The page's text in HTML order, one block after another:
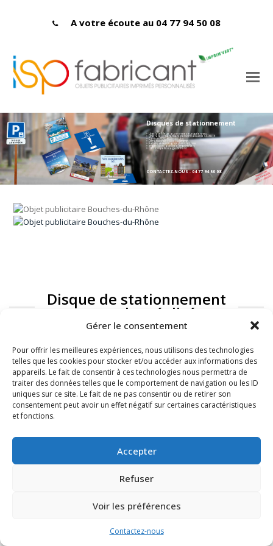
Gérer le consentement
Pour offrir les meilleures expériences, nous utilisons des technologies
telles que les cookies pour stocker et/ou accéder aux informations des
appareils. Le fait de consentir à ces technologies nous permettra de
traiter des données telles que le comportement de navigation ou les ID
uniques sur ce site. Le fait de ne pas consentir ou de retirer son
consentement peut avoir un effet négatif sur certaines caractéristiques
et fonctions.
Accepter
Refuser
Voir les préférences
Contactez-nous
A votre écoute au 04 77 94 50 08
Disques de stationnement
> Une face bleue aux normes européennes
> Une face entièrement personnalisable OFFERTE
> Carton PEFC 400 microns
> Dimensions : 150 x 150 mmn
> Fabriqués en France dans la Loire
> Impression labellisée Imprim'vert
> OPTION pelliculage brillant
CONTACTEZ-NOUS : 04 77 94 50 08
Disque de stationnement
: exemples réalisés
FAQ Mentions légales